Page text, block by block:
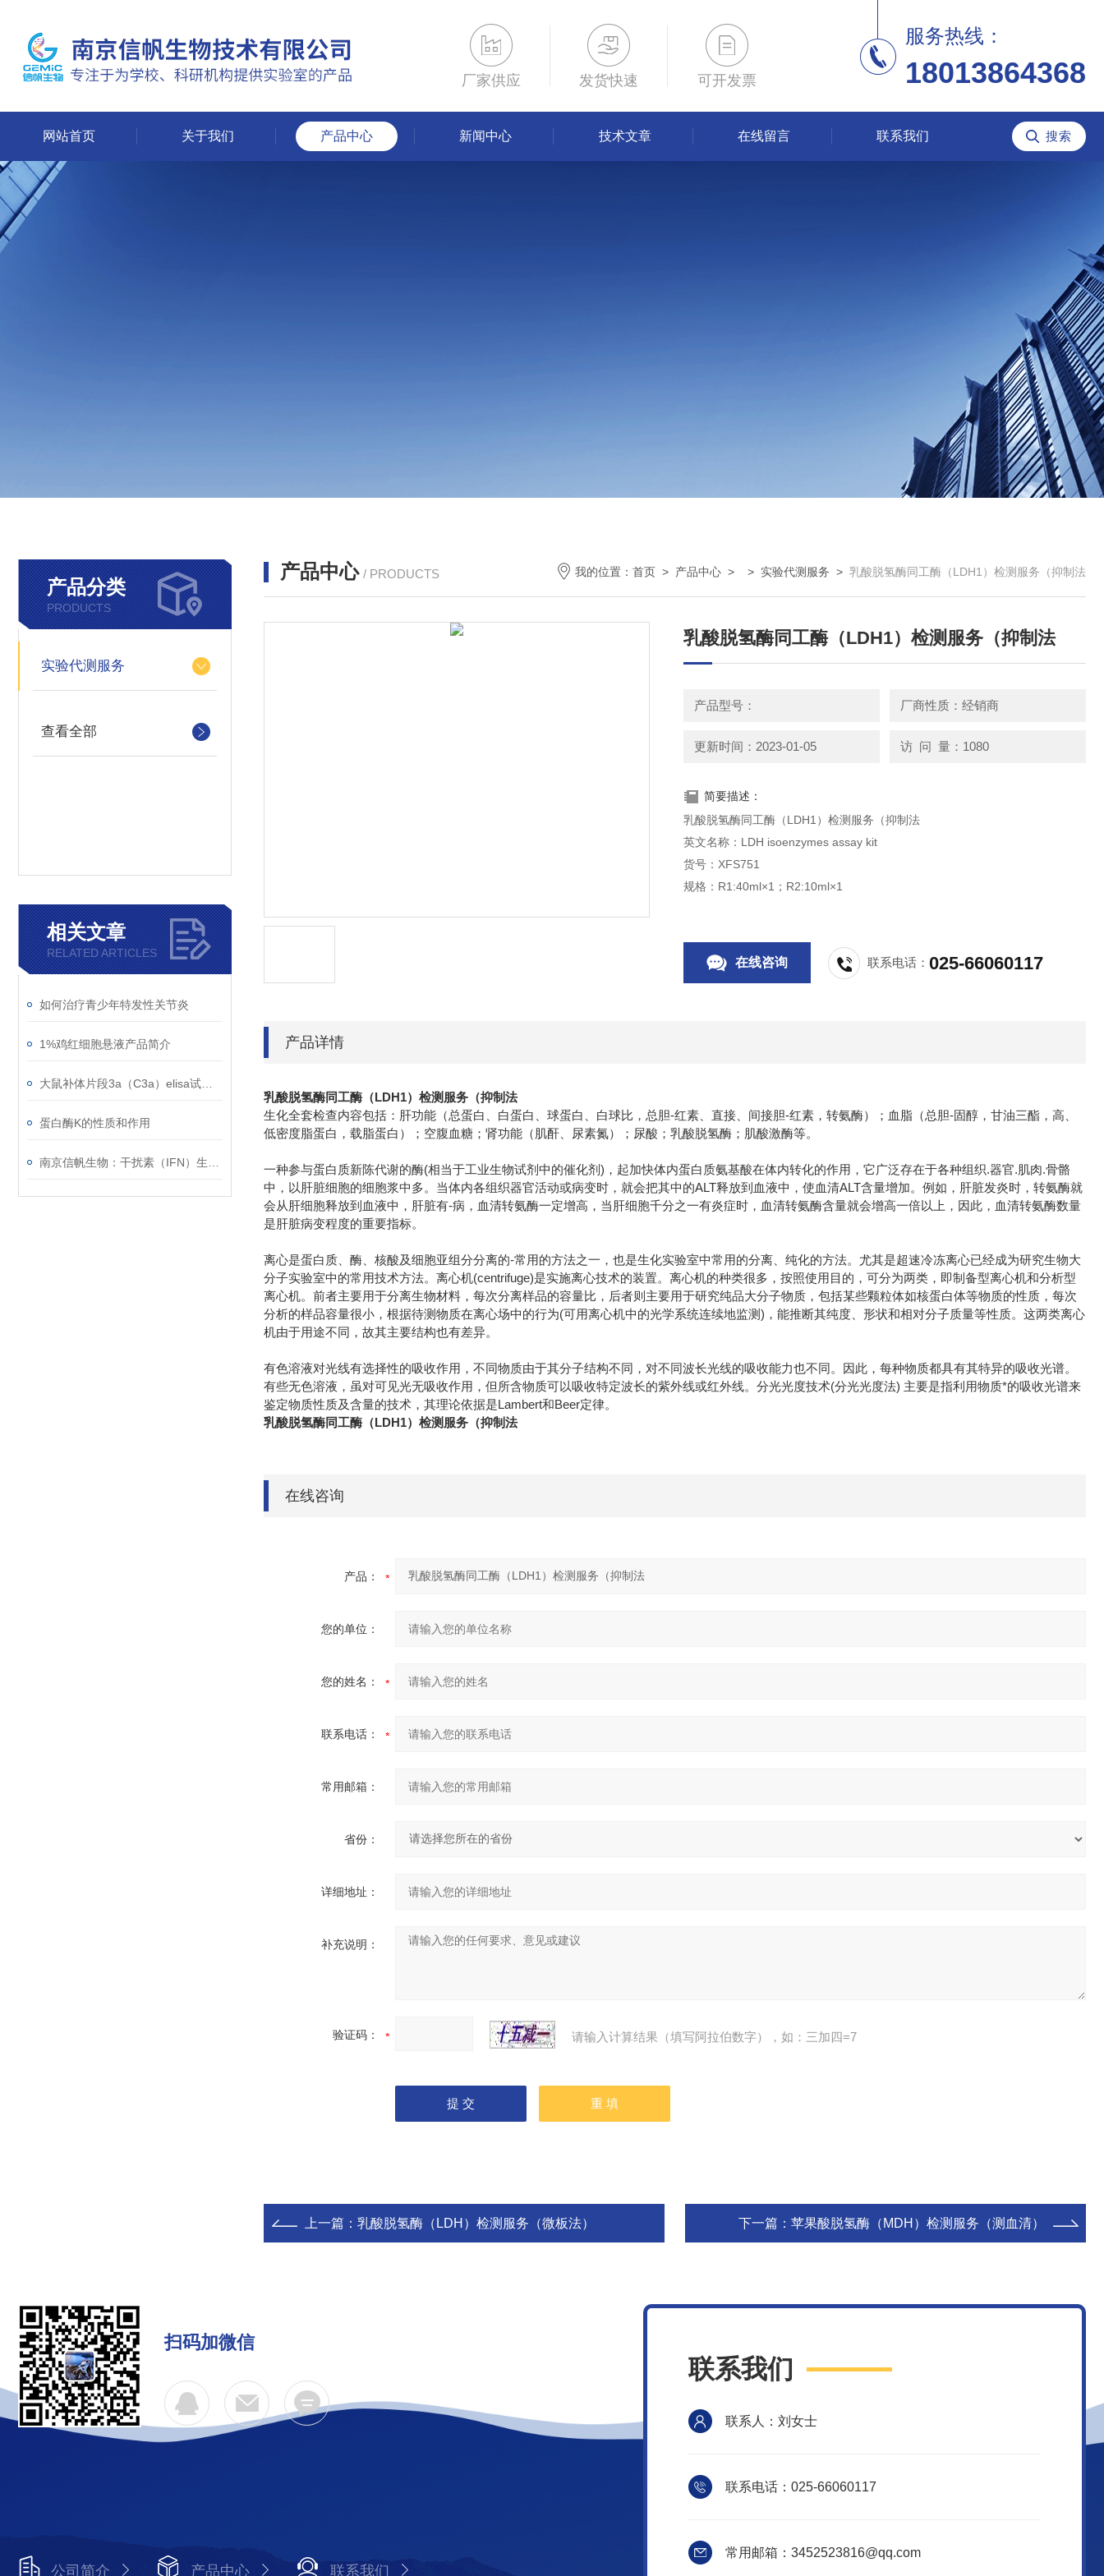
厂家供应 发货快速 可开发票
服务热线：
18013864368
网站首页 关于我们 产品中心 新闻中心 技术文章 在线留言 联系我们
产品分类
PRODUCTS
实验代测服务
查看全部
相关文章
RELATED ARTICLES
如何治疗青少年特发性关节炎
1%鸡红细胞悬液产品简介
蛋白酶K的性质和作用
产品中心 / PRODUCTS 我的位置： 首页 > 产品中心 > > 实验代测服务 > 乳酸脱氢酶同工酶（LDH1）检测服务（抑制法
乳酸脱氢酶同工酶（LDH1）检测服务（抑制法
产品型号： 厂商性质：经销商
更新时间：2023-01-05 访 问 量：1080
简要描述：
乳酸脱氢酶同工酶（LDH1）检测服务（抑制法
英文名称：LDH isoenzymes assay kit
货号：XFS751
规格：R1:40ml×1；R2:10ml×1
在线咨询 联系电话：025-66060117
产品详情
乳酸脱氢酶同工酶（LDH1）检测服务（抑制法
生化全套检查内容包括：肝功能（总蛋白、白蛋白、球蛋白、白球比，总胆-红素、直接、间接胆-红素，转氨酶）；血脂（总胆-固醇，甘油三酯，高、
低密度脂蛋白，载脂蛋白）；空腹血糖；肾功能（肌酐、尿素氮）；尿酸；乳酸脱氢酶；肌酸激酶等。
一种参与蛋白质新陈代谢的酶(相当于工业生物试剂中的催化剂)，起加快体内蛋白质氨基酸在体内转化的作用，它广泛存在于各种组织.器官.肌肉.骨骼
中，以肝脏细胞的细胞浆中多。当体内各组织器官活动或病变时，就会把其中的ALT释放到血液中，使血清ALT含量增加。例如，肝脏发炎时，转氨酶就
会从肝细胞释放到血液中，肝脏有-病，血清转氨酶一定增高，当肝细胞千分之一有炎症时，血清转氨酶含量就会增高一倍以上，因此，血清转氨酶数量
是肝脏病变程度的重要指标。
离心是蛋白质、酶、核酸及细胞亚组分分离的-常用的方法之一，也是生化实验室中常用的分离、纯化的方法。尤其是超速冷冻离心已经成为研究生物大
分子实验室中的常用技术方法。离心机(centrifuge)是实施离心技术的装置。离心机的种类很多，按照使用目的，可分为两类，即制备型离心机和分析型
离心机。前者主要用于分离生物材料，每次分离样品的容量比，后者则主要用于研究纯品大分子物质，包括某些颗粒体如核蛋白体等物质的性质，每次
分析的样品容量很小，根据待测物质在离心场中的行为(可用离心机中的光学系统连续地监测)，能推断其纯度、形状和相对分子质量等性质。这两类离心
机由于用途不同，故其主要结构也有差异。
有色溶液对光线有选择性的吸收作用，不同物质由于其分子结构不同，对不同波长光线的吸收能力也不同。因此，每种物质都具有其特异的吸收光谱。
有些无色溶液，虽对可见光无吸收作用，但所含物质可以吸收特定波长的紫外线或红外线。分光光度技术(分光光度法) 主要是指利用物质*的吸收光谱来
鉴定物质性质及含量的技术，其理论依据是Lambert和Beer定律。
乳酸脱氢酶同工酶（LDH1）检测服务（抑制法
在线咨询
产品：
您的单位：
您的姓名：
联系电话：
常用邮箱：
省份：
详细地址：
补充说明：
验证码： 请输入计算结果（填写阿拉伯数字），如：三加四=7
上一篇： 乳酸脱氢酶（LDH）检测服务（微板法） 下一篇： 苹果酸脱氢酶（MDH）检测服务（测血清）
扫码加微信
公司简介 产品中心 联系我们
联系我们
联系人：刘女士
联系电话：025-66060117
常用邮箱：3452523816@qq.com